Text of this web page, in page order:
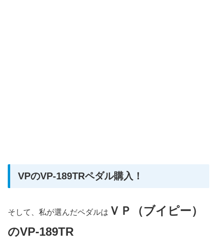
VPのVP-189TRペダル購入！
そして、私が選んだペダルは ＶＰ（ブイピー）
のVP-189TR